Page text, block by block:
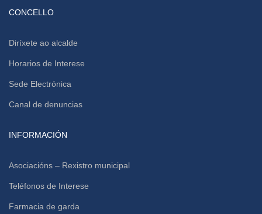
CONCELLO
Diríxete ao alcalde
Horarios de Interese
Sede Electrónica
Canal de denuncias
INFORMACIÓN
Asociacións – Rexistro municipal
Teléfonos de Interese
Farmacia de garda